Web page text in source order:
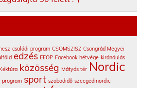
családi program CSOMSZISZ Csongrád Megyei
edzés EFOP Facebook hétvége kirándulás
Kéktúra közösség Mátyás tér Nordic
program sport szabadidő szeegedinordic